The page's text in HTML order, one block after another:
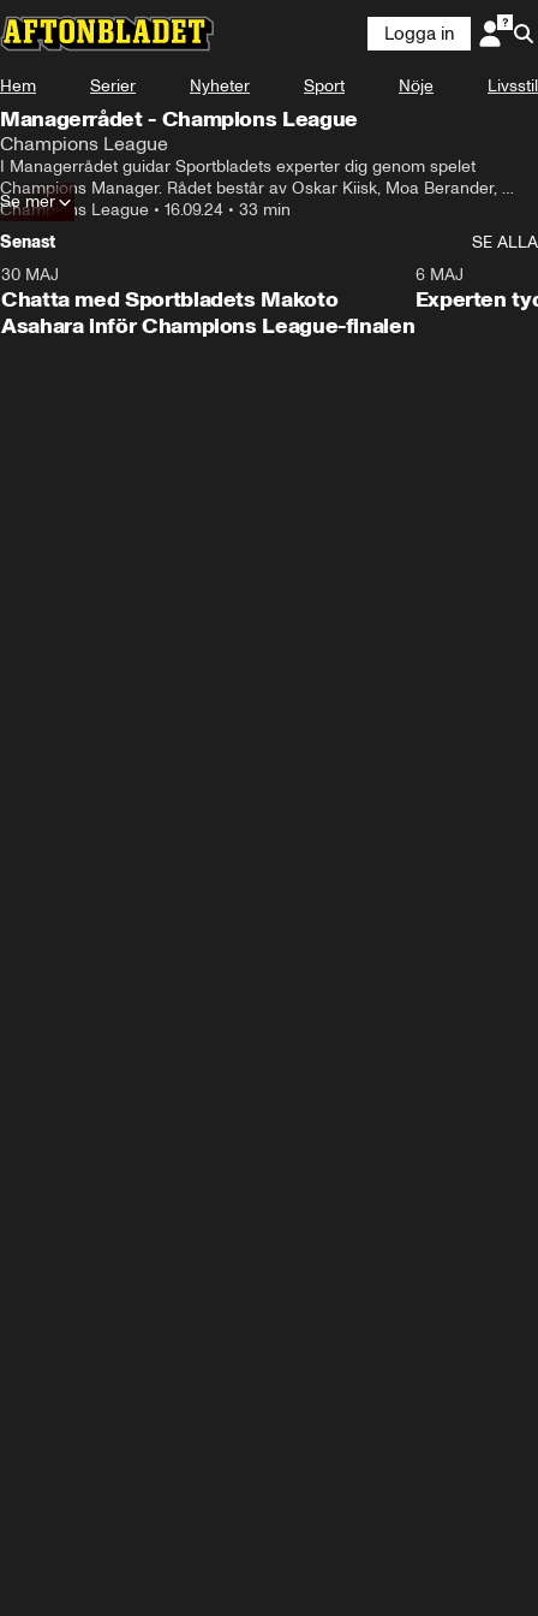
Logga in
Hem Serier Nyheter Sport Nöje Livsstil
Managerrådet - Champions League
Champions League
I Managerrådet guidar Sportbladets experter dig genom spelet
Champions Manager. Rådet består av Oskar Kiisk, Moa Berander,
Calle Jonsson och Pontus Wernbloom. De svarar på era frågor, visar
upp sina elvor, tipsar om måsten, kap och spelare att undvika
Champions League • 16.09.24 • 33 min
Se mer
Senast
SE ALLA
30 MAJ
Chatta med Sportbladets Makoto
Asahara inför Champions League-finalen
6 MAJ
Experten